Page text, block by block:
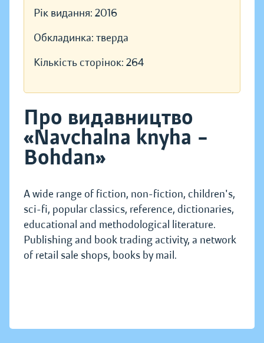
Рік видання: 2016
Обкладинка: тверда
Кількість сторінок: 264
Про видавництво
«Navchalna knyha –
Bohdan»
A wide range of fiction, non-fiction, children's,
sci-fi, popular classics, reference, dictionaries,
educational and methodological literature.
Publishing and book trading activity, a network
of retail sale shops, books by mail.